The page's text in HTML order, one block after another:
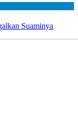
Suaminya